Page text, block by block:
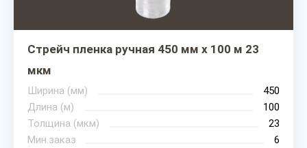
Стрейч пленка ручная 450 мм х 100 м 23
мкм
Ширина (мм)
450
Длина (м)
100
Толщина (мкм)
23
Мин.заказ
6